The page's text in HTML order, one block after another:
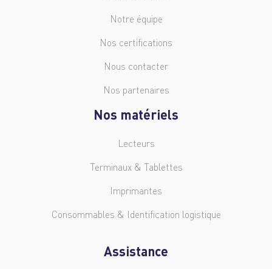
Notre équipe
Nos certifications
Nous contacter
Nos partenaires
Nos matériels
Lecteurs
Terminaux & Tablettes
Imprimantes
Consommables & Identification logistique
Assistance